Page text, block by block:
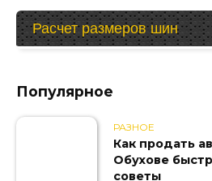
Расчет размеров шин
Популярное
РАЗНОЕ
Как продать
Обухове
советы